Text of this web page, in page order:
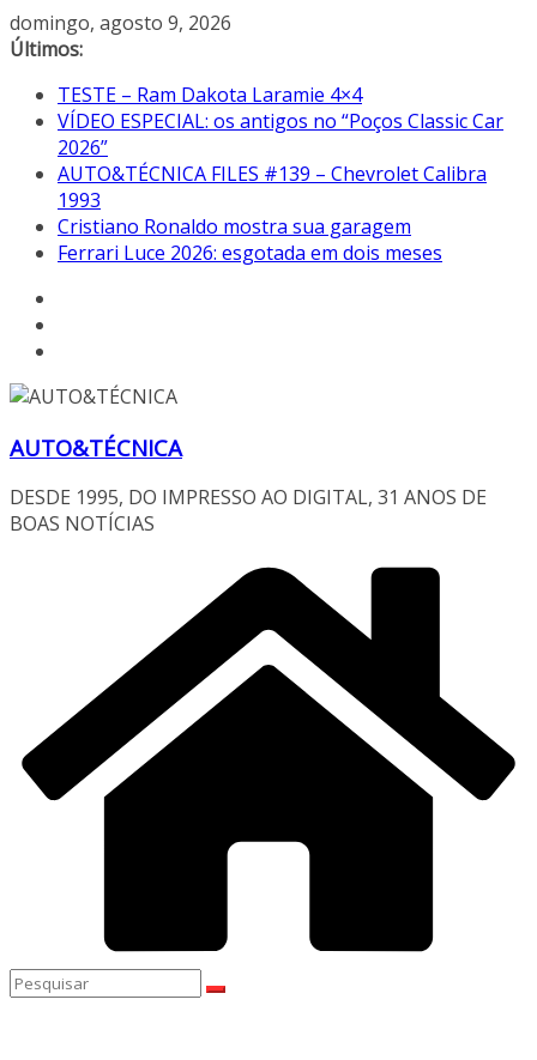
Pular
para
conteúdo
domingo, agosto 9, 2026
Últimos:
TESTE – Ram Dakota Laramie 4×4
VÍDEO ESPECIAL: os antigos no “Poços Classic Car
2026”
AUTO&TÉCNICA FILES #139 – Chevrolet Calibra
1993
Cristiano Ronaldo mostra sua garagem
Ferrari Luce 2026: esgotada em dois meses
AUTO&TÉCNICA
DESDE 1995, DO IMPRESSO AO DIGITAL, 31 ANOS DE
BOAS NOTÍCIAS